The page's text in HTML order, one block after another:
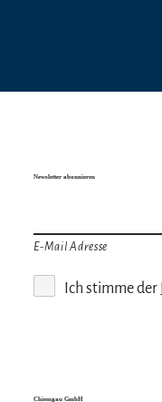
Newsletter abonnieren
E-Mail Adresse
Ich stimme der
Chiemgau GmbH